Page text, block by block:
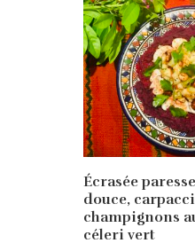
Écrasée
douce,
champignons
céleri vert